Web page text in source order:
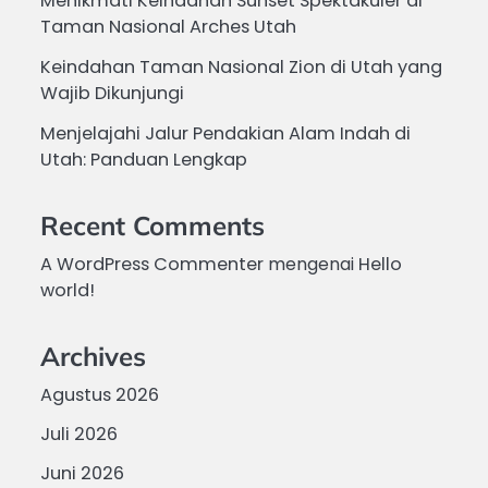
Taman Nasional Arches Utah
Keindahan Taman Nasional Zion di Utah yang
Wajib Dikunjungi
Menjelajahi Jalur Pendakian Alam Indah di
Utah: Panduan Lengkap
Recent Comments
A WordPress Commentermengenai Hello
world!
Archives
Agustus 2026
Juli 2026
Juni 2026